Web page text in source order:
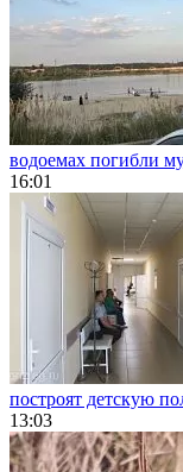
водоемах погибли
16:01
построят детскую
13:03